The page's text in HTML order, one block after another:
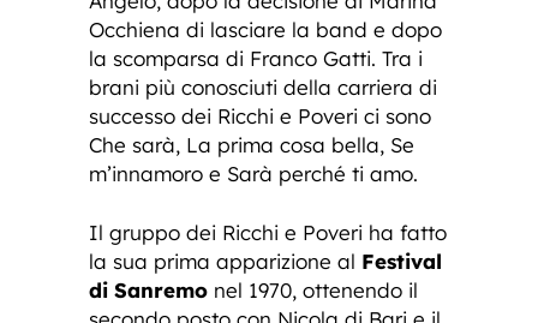
Occhiena di lasciare la band e dopo
la scomparsa di Franco Gatti. Tra i
brani più conosciuti della carriera di
successo dei Ricchi e Poveri ci sono
Che sarà, La prima cosa bella, Se
m’innamoro e Sarà perché ti amo.
Il gruppo dei Ricchi e Poveri ha fatto
la sua prima apparizione al Festival
di Sanremo nel 1970, ottenendo il